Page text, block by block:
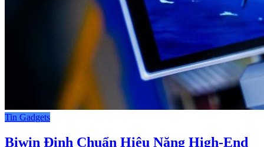
Tin Gadgets
Biwin Định Chuẩn Hiệu Năng High-End